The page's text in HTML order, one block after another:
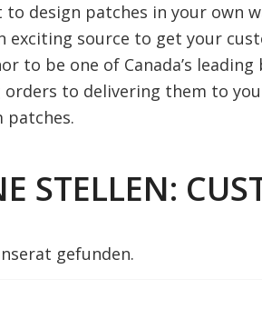
to design patches in your own
exciting source to get your
to be one of Canada’s
orders to delivering them to
patches.
STELLEN:
gefunden.